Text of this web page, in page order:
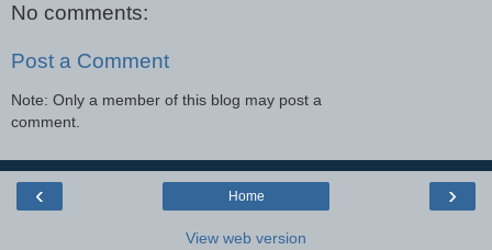
No comments:
Post a Comment
Note: Only a member of this blog may post a
comment.
‹ ›
Home
View web version